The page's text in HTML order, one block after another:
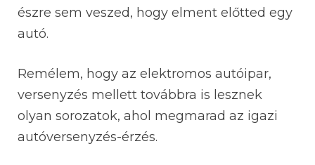
észre sem veszed, hogy elment előtted egy
autó.
Remélem, hogy az elektromos autóipar,
versenyzés mellett továbbra is lesznek
olyan sorozatok, ahol megmarad az igazi
autóversenyzés-érzés.